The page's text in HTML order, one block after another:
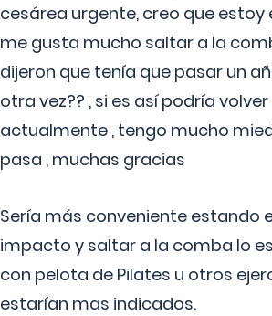
cesárea urgente, creo que
me gusta mucho saltar a la
dijeron que tenía que pasar un
otra vez?? , si es así podría
actualmente , tengo mucho
pasa , muchas gracias
Sería más conveniente estando
impacto y saltar a la comba lo
con pelota de Pilates u otros
estarían mas indicados.